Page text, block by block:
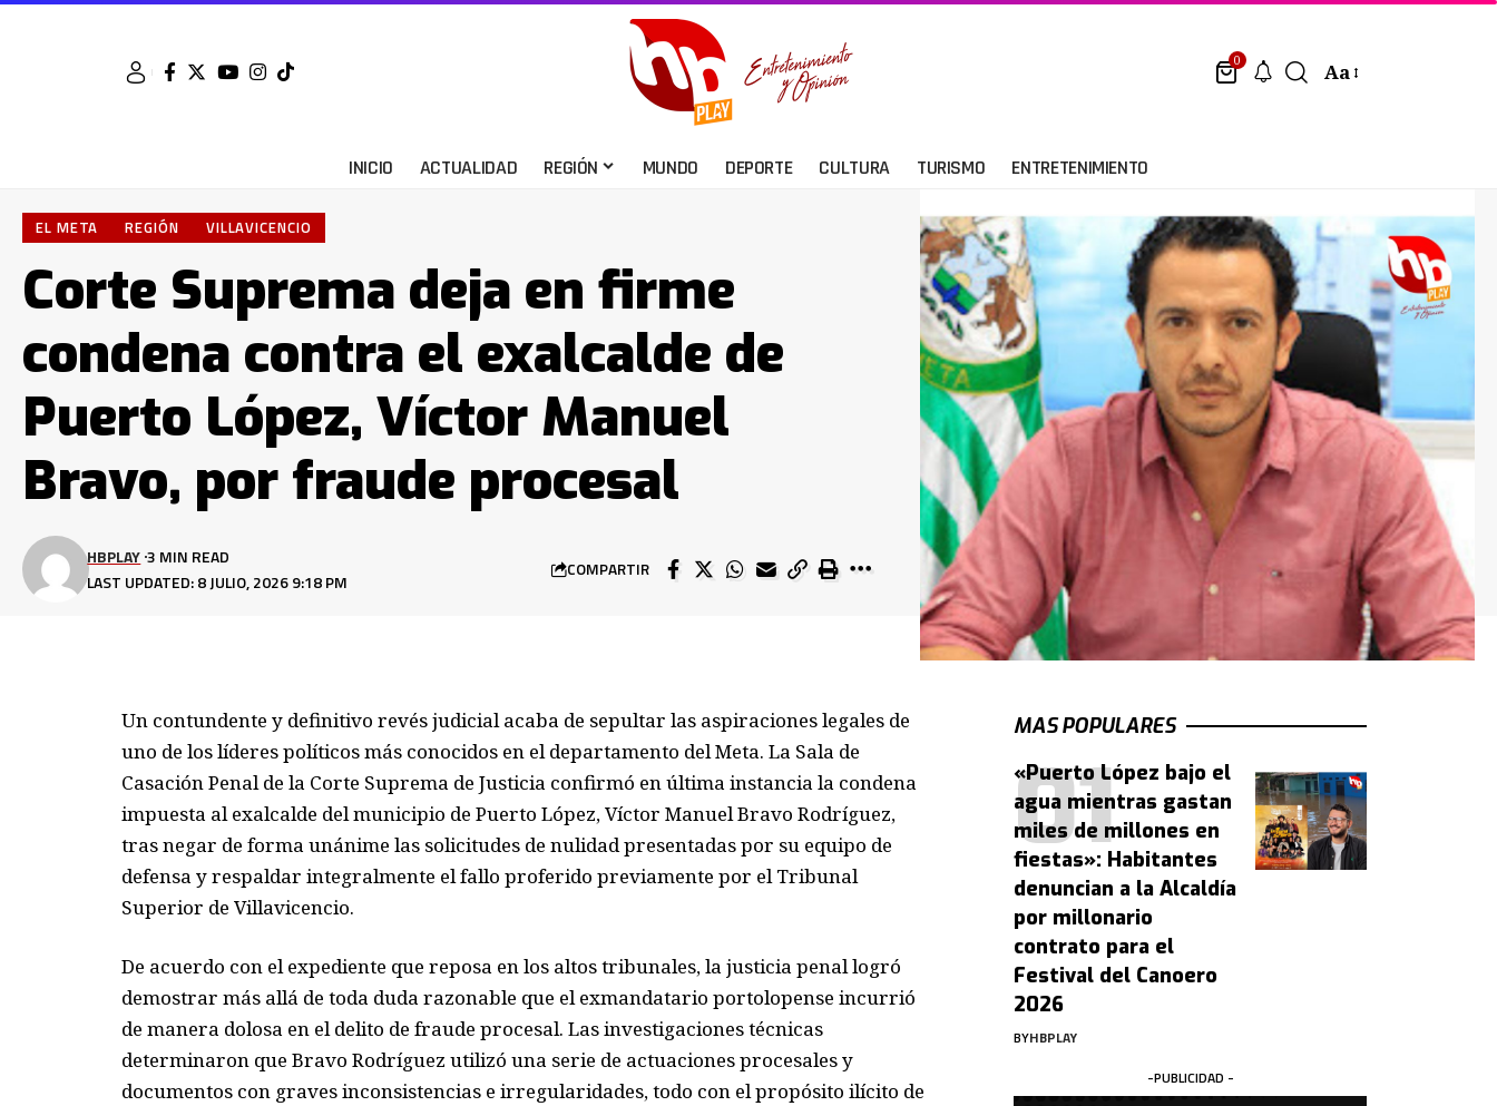
0 Aa
INICIO ACTUALIDAD REGIÓN MUNDO DEPORTE CULTURA TURISMO ENTRETENIMIENTO
EL META REGIÓN VILLAVICENCIO
Corte Suprema deja en firme
condena contra el exalcalde de
Puerto López, Víctor Manuel
Bravo, por fraude procesal
LAST UPDATED: 8 JULIO, 2026 9:18 PM
HBPLAY 3 MIN READ
COMPARTIR
Un contundente y definitivo revés judicial acaba de sepultar las aspiraciones legales de
uno de los líderes políticos más conocidos en el departamento del Meta. La Sala de
Casación Penal de la Corte Suprema de Justicia confirmó en última instancia la condena
impuesta al exalcalde del municipio de Puerto López, Víctor Manuel Bravo Rodríguez,
tras negar de forma unánime las solicitudes de nulidad presentadas por su equipo de
defensa y respaldar integralmente el fallo proferido previamente por el Tribunal
Superior de Villavicencio.
De acuerdo con el expediente que reposa en los altos tribunales, la justicia penal logró
demostrar más allá de toda duda razonable que el exmandatario portolopense incurrió
de manera dolosa en el delito de fraude procesal. Las investigaciones técnicas
determinaron que Bravo Rodríguez utilizó una serie de actuaciones procesales y
documentos con graves inconsistencias e irregularidades, todo con el propósito ilícito de
MAS POPULARES
«Puerto López bajo el
agua mientras gastan
miles de millones en
fiestas»: Habitantes
denuncian a la Alcaldía
por millonario
contrato para el
Festival del Canoero
2026
BYHBPLAY
-PUBLICIDAD -